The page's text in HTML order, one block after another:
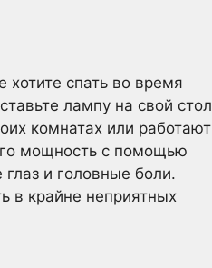
спать во время
лампу на свой стол
комнатах или работают
мощность с помощью
и головные боли.
в крайне неприятных